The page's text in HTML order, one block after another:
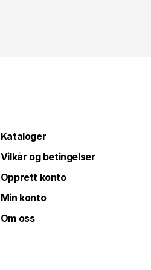
Kataloger
Vilkår og betingelser
Opprett konto
Min konto
Om oss